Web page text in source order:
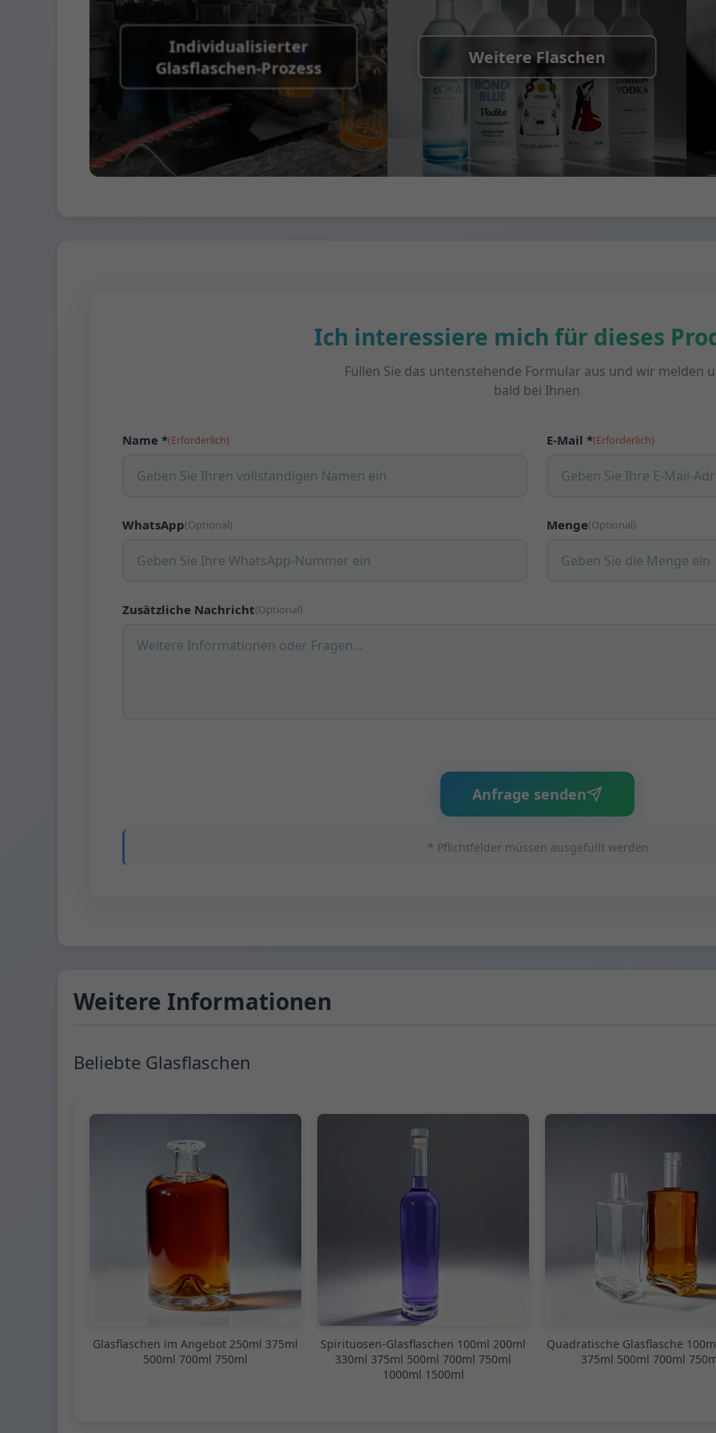
Individualisierter
Glasflaschen-Prozess
Weitere Flaschen
Ich interessiere mich für dieses
Füllen Sie das untenstehende Formular aus und wir melden
bald bei Ihnen
Name *(Erforderlich) E-Mail *(Erforderlich)
WhatsApp(Optional) Menge(Optional)
Zusätzliche Nachricht(Optional)
Anfrage senden
* Pflichtfelder müssen ausgefüllt werden
Weitere Informationen
Beliebte Glasflaschen
Glasflaschen im Angebot 250ml 375ml
500ml 700ml 750ml
Spirituosen-Glasflaschen 100ml 200ml
330ml 375ml 500ml 700ml 750ml
1000ml 1500ml
Quadratische Glasflasche
375ml 500ml 700ml